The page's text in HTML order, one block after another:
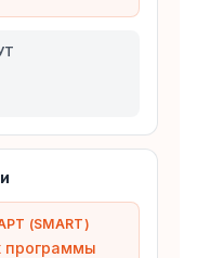
(SMART)
программы